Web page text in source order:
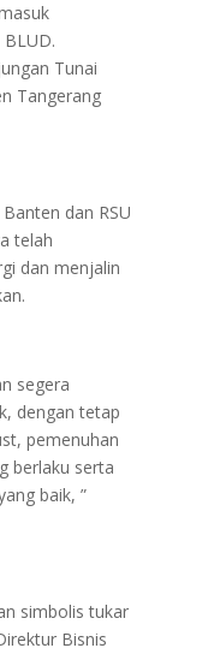
Tunai
Tangerang
dan RSU
telah
dan menjalin
segera
dengan tetap
pemenuhan
berlaku serta
baik, ”
simbolis tukar
Bisnis